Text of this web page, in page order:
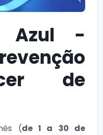
Azul -
de
(de 1 a 30 de